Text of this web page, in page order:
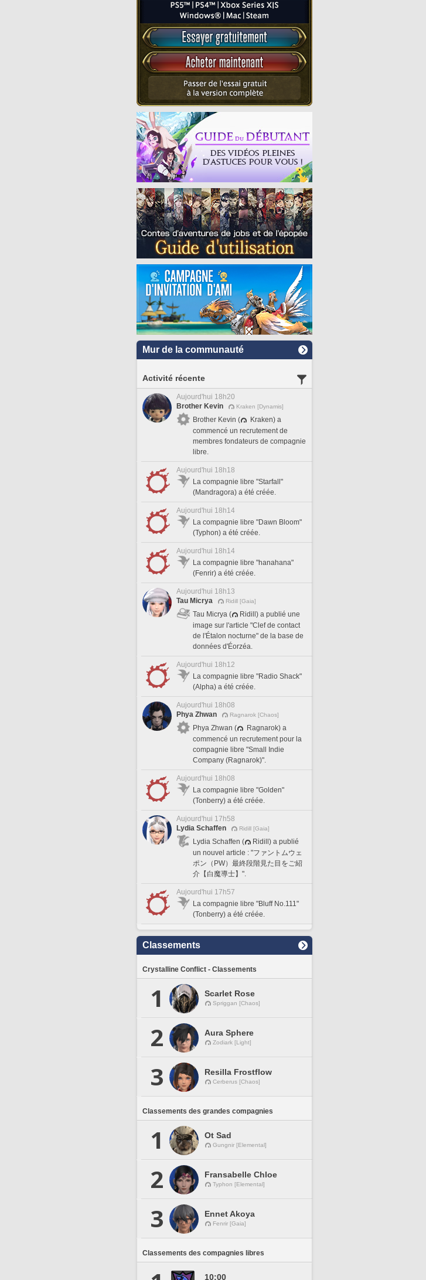
Mur de la communauté
Activité récente
Aujourd'hui 18h20
Brother Kevin
Kraken [Dynamis]
Brother Kevin (
Kraken) a
commencé un recrutement de
membres fondateurs de compagnie
libre.
Aujourd'hui 18h18
La compagnie libre "Starfall"
(Mandragora) a été créée.
Aujourd'hui 18h14
La compagnie libre "Dawn Bloom"
(Typhon) a été créée.
Aujourd'hui 18h14
La compagnie libre "hanahana"
(Fenrir) a été créée.
Aujourd'hui 18h13
Tau Micrya
Ridill [Gaia]
Tau Micrya (
Ridill) a publié une
image sur l'article "Clef de contact
de l'Étalon nocturne" de la base de
données d'Éorzéa.
Aujourd'hui 18h12
La compagnie libre "Radio Shack"
(Alpha) a été créée.
Aujourd'hui 18h08
Phya Zhwan
Ragnarok [Chaos]
Phya Zhwan (
Ragnarok) a
commencé un recrutement pour la
compagnie libre "Small Indie
Company (Ragnarok)".
Aujourd'hui 18h08
La compagnie libre "Golden"
(Tonberry) a été créée.
Aujourd'hui 17h58
Lydia Schaffen
Ridill [Gaia]
Lydia Schaffen (
Ridill) a publié
un nouvel article : "ファントムウェ
ポン（PW）最終段階見た目をご紹
介【白魔導士】".
Aujourd'hui 17h57
La compagnie libre "Bluff No.111"
(Tonberry) a été créée.
Classements
Crystalline Conflict - Classements
1 Scarlet Rose
Spriggan [Chaos]
2 Aura Sphere
Zodiark [Light]
3 Resilla Frostflow
Cerberus [Chaos]
Classements des grandes compagnies
1 Ot Sad
Gungnir [Elemental]
2 Fransabelle Chloe
Typhon [Elemental]
3 Ennet Akoya
Fenrir [Gaia]
Classements des compagnies libres
10:00